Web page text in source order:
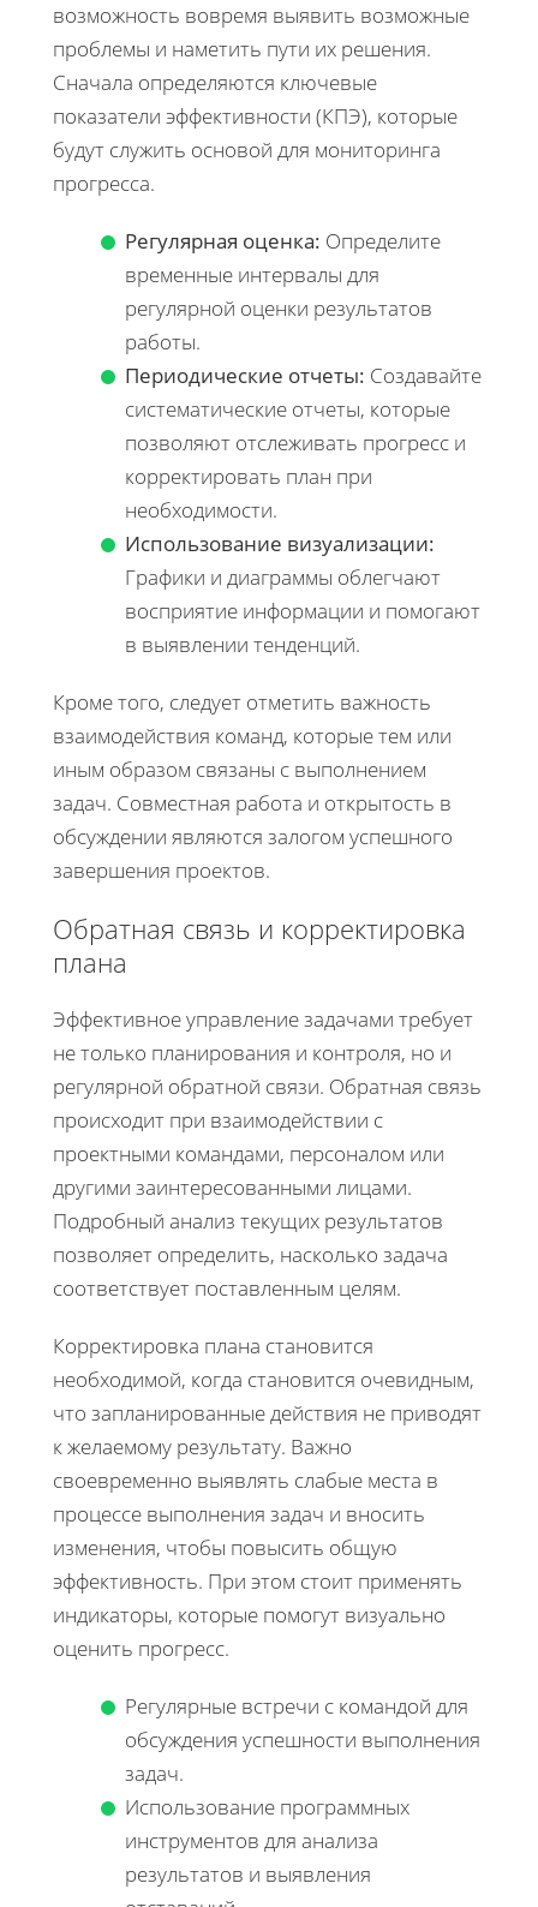
возможность вовремя выявить возможные
проблемы и наметить пути их решения.
Сначала определяются ключевые
показатели эффективности (КПЭ), которые
будут служить основой для мониторинга
прогресса.
Регулярная оценка: Определите
временные интервалы для
регулярной оценки результатов
работы.
Периодические отчеты: Создавайте
систематические отчеты, которые
позволяют отслеживать прогресс и
корректировать план при
необходимости.
Использование визуализации:
Графики и диаграммы облегчают
восприятие информации и помогают
в выявлении тенденций.
Кроме того, следует отметить важность
взаимодействия команд, которые тем или
иным образом связаны с выполнением
задач. Совместная работа и открытость в
обсуждении являются залогом успешного
завершения проектов.
Обратная связь и корректировка
плана
Эффективное управление задачами требует
не только планирования и контроля, но и
регулярной обратной связи. Обратная связь
происходит при взаимодействии с
проектными командами, персоналом или
другими заинтересованными лицами.
Подробный анализ текущих результатов
позволяет определить, насколько задача
соответствует поставленным целям.
Корректировка плана становится
необходимой, когда становится очевидным,
что запланированные действия не приводят
к желаемому результату. Важно
своевременно выявлять слабые места в
процессе выполнения задач и вносить
изменения, чтобы повысить общую
эффективность. При этом стоит применять
индикаторы, которые помогут визуально
оценить прогресс.
Регулярные встречи с командой для
обсуждения успешности выполнения
задач.
Использование программных
инструментов для анализа
результатов и выявления